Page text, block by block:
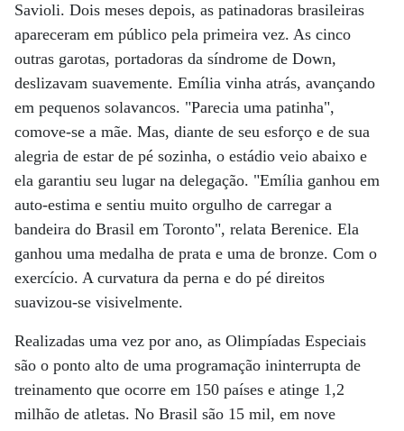
Savioli. Dois meses depois, as patinadoras brasileiras
apareceram em público pela primeira vez. As cinco
outras garotas, portadoras da síndrome de Down,
deslizavam suavemente. Emília vinha atrás, avançando
em pequenos solavancos. "Parecia uma patinha",
comove-se a mãe. Mas, diante de seu esforço e de sua
alegria de estar de pé sozinha, o estádio veio abaixo e
ela garantiu seu lugar na delegação. "Emília ganhou em
auto-estima e sentiu muito orgulho de carregar a
bandeira do Brasil em Toronto", relata Berenice. Ela
ganhou uma medalha de prata e uma de bronze. Com o
exercício. A curvatura da perna e do pé direitos
suavizou-se visivelmente.
Realizadas uma vez por ano, as Olimpíadas Especiais
são o ponto alto de uma programação ininterrupta de
treinamento que ocorre em 150 países e atinge 1,2
milhão de atletas. No Brasil são 15 mil, em nove